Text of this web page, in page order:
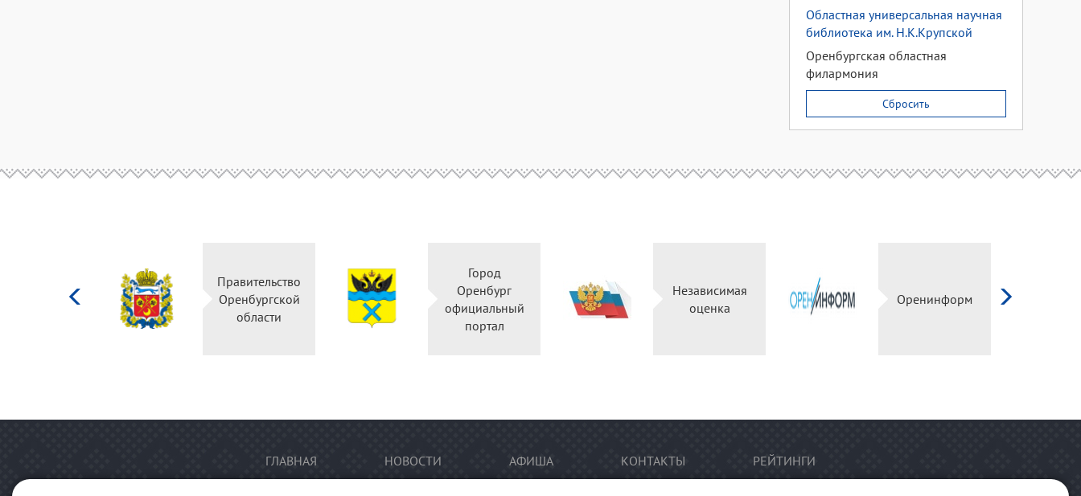
Областная универсальная научная
библиотека им. Н.К.Крупской
Оренбургская областная
филармония
Сбросить
Правительство
Оренбургской
области
Город
Оренбург
официальный
портал
Независимая
оценка
Оренинформ
ГЛАВНАЯ НОВОСТИ АФИША КОНТАКТЫ РЕЙТИНГИ